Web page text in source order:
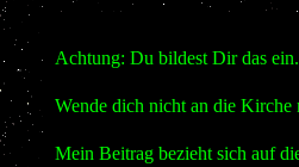
Achtung: Du bildest Dir das
Wende dich nicht an die Kirche
Mein Beitrag bezieht sich auf